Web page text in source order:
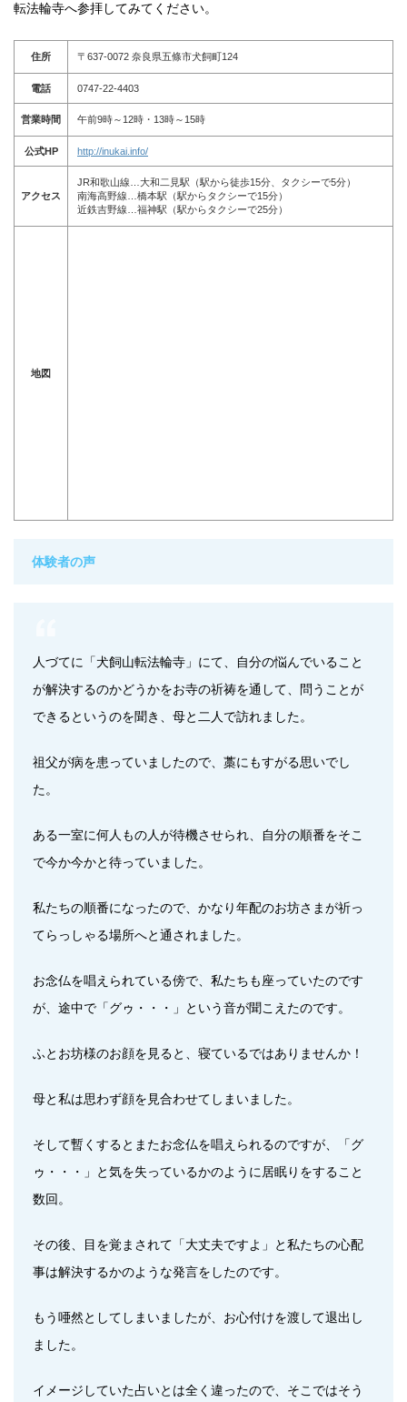
転法輪寺へ参拝してみてください。
住所 〒637-0072 奈良県五條市犬飼町124
電話 0747-22-4403
営業時間 午前9時～12時・13時～15時
公式HP http://inukai.info/
アクセス
JR和歌山線…大和二見駅（駅から徒歩15分、タクシーで5分）
南海高野線…橋本駅（駅からタクシーで15分）
近鉄吉野線…福神駅（駅からタクシーで25分）
地図
体験者の声
人づてに「犬飼山転法輪寺」にて、自分の悩んでいること
が解決するのかどうかをお寺の祈祷を通して、問うことが
できるというのを聞き、母と二人で訪れました。
祖父が病を患っていましたので、藁にもすがる思いでし
た。
ある一室に何人もの人が待機させられ、自分の順番をそこ
で今か今かと待っていました。
私たちの順番になったので、かなり年配のお坊さまが祈っ
てらっしゃる場所へと通されました。
お念仏を唱えられている傍で、私たちも座っていたのです
が、途中で「グゥ・・・」という音が聞こえたのです。
ふとお坊様のお顔を見ると、寝ているではありませんか！
母と私は思わず顔を見合わせてしまいました。
そして暫くするとまたお念仏を唱えられるのですが、「グ
ゥ・・・」と気を失っているかのように居眠りをすること
数回。
その後、目を覚まされて「大丈夫ですよ」と私たちの心配
事は解決するかのような発言をしたのです。
もう唖然としてしまいましたが、お心付けを渡して退出し
ました。
イメージしていた占いとは全く違ったので、そこではそう